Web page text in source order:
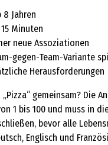
8 Jahren
Minuten
neue Assoziationen
gegen-Team-Variante
Herausforderungen
gemeinsam?
1 bis 100 und muss in
bevor alle
Englisch und